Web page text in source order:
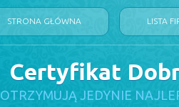
STRONA GŁÓWNA LISTA
Certyfikat
OTRZYMUJĄ JEDYNIE